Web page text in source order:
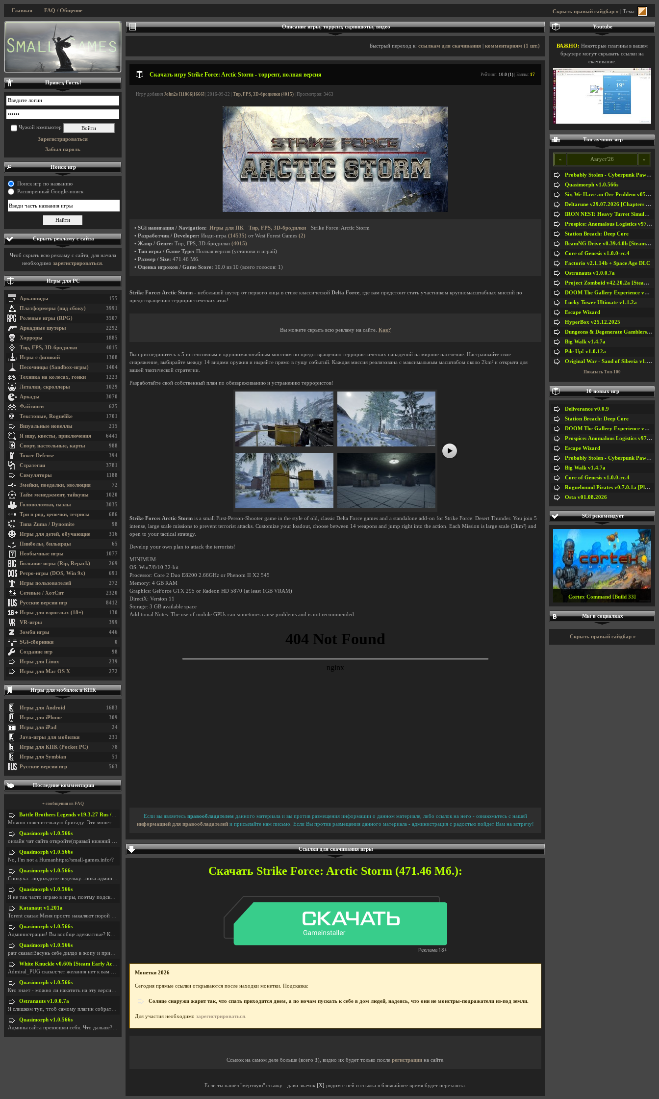
Скрыть правый сайдбар » | Тема:
Главная FAQ / Общение
Описание игры, торрент, скриншоты, видео
Быстрый переход к: ссылкам для скачивания комментариям (1 шт.)
Скачать игру Strike Force: Arctic Storm - торрент, полная версия Рейтинг: 10.0 (1) | Баллы: 17
Игру добавил John2s [11866|1666] | 2016-09-22 | Тир, FPS, 3D-бродилки (4015) | Просмотров: 3463
• SGi навигация / Navigation: Игры для ПК Тир, FPS, 3D-бродилки
Strike Force: Arctic Storm
• Разработчик / Developer: Инди-игра (14535) от West Forest Games (2)
• Жанр / Genre: Тир, FPS, 3D-бродилки (4015)
• Тип игры / Game Type: Полная версия (установи и играй)
• Размер / Size: 471.46 Мб.
• Оценка игроков / Game Score: 10.0 из 10 (всего голосов: 1 )
Strike Force: Arctic Storm - небольшой шутер от первого лица в стиле классической Delta Force , где вам предстоит стать участником крупномасштабных миссий по
предотвращению террористических атак!
Вы можете скрыть всю рекламу на сайте. Как?
Вы присоединитесь к 5 интенсивным и крупномасштабным миссиям по предотвращению террористических нападений на мирное население. Настраивайте свое
снаряжение, выбирайте между 14 видами оружия и ныряйте прямо в гущу событий. Каждая миссия реализована с максимальным масштабом около 2km² и открыта для
вашей тактической стратегии.
Разработайте свой собственный план по обезвреживанию и устранению террористов!
Strike Force: Arctic Storm is a small First-Person-Shooter game in the style of old, classic Delta Force games and a standalone add-on for Strike Force: Desert Thunder. You join 5
intense, large scale missions to prevent terrorist attacks. Customize your loadout, choose between 14 weapons and jump right into the action. Each Mission is large scale (2km²) and
open to your tactical strategy.
Develop your own plan to attack the terrorists!
MINIMUM:
OS: Win7/8/10 32-bit
Processor: Core 2 Duo E8200 2.66GHz or Phenom II X2 545
Memory: 4 GB RAM
Graphics: GeForce GTX 295 or Radeon HD 5870 (at least 1GB VRAM)
DirectX: Version 11
Storage: 3 GB available space
Additional Notes: The use of mobile GPUs can sometimes cause problems and is not recommended.
Если вы являетесь правообладателем данного материала и вы против размещения информации о данном материале, либо ссылок на него - ознакомьтесь с нашей
информацией для правообладателей и присылайте нам письмо. Если Вы против размещения данного материала - администрация с радостью пойдет Вам на встречу!
Ссылки для скачивания игры
Скачать Strike Force: Arctic Storm (471.46 Мб.):
Монетки 2026
Сегодня прямые ссылки открываются после находки монетки. Подсказка:
Солнце снаружи жарит так, что спать приходится днем, а по ночам пускать к себе в дом людей, надеясь, что они не монстры-подражатели из-под земли.
Для участия необходимо зарегистрироваться
Ссылок на самом деле больше (всего 3), видно их будет только после регистрациина сайте.
Если ты нашёл "мёртвую" ссылку - дави значок [X] рядом с ней и ссылка в ближайшее время будет перезалита.
Привет, Гость!
Чужой компьютер
Зарегистрироваться
Забыл пароль
Поиск игр
Поиск игр по названию
Расширенный Google-поиск
Скрыть рекламу с сайта
Чтоб скрыть всю рекламу с сайта, для начала
необходимо зарегистрироваться
Игры для PC
155
Арканоиды
3991
Платформеры (вид сбоку)
3507
Ролевые игры (RPG)
2292
Аркадные шутеры
1885
Хорроры
4015
Тир, FPS, 3D-бродилки
1308
Игры с физикой
1404
Песочницы (Sandbox-игры)
1223
Техника на колесах, гонки
1029
Леталки, скроллеры
3070
Аркады
625
Файтинги
1701
Текстовые, Roguelike
215
Визуальные новеллы
6441
Я ищу, квесты, приключения
988
Спорт, настольные, карты
394
Tower Defense
3781
Стратегии
1188
Симуляторы
72
Змейки, поедалки, эволюция
1020
Тайм менеджмент, тайкуны
3035
Головоломки, пазлы
686
Три в ряд, цепочки, тетрисы
98
Типа Zuma / Dynomite
316
Игры для детей, обучающие
65
Пинболы, бильярды
1077
Необычные игры
269
Большие игры (Rip, Repack)
691
Ретро-игры (DOS, Win 9x)
272
Игры пользователей
2320
Сетевые / ХотСит
8412
Русские версии игр
130
Игры для взрослых (18+)
399
VR-игры
446
Зомби игры
0
SGi-сборники
98
Создание игр
239
Игры для Linux
272
Игры для Mac OS X
Игры для мобилок и КПК
1683
Игры для Android
309
Игры для iPhone
24
Игры для iPad
231
Java-игры для мобилки
78
Игры для КПК (Pocket PC)
51
Игры для Symbian
563
Русские версии игр
Последние комментарии
+ сообщения из FAQ
Battle Brothers Legends v19.3.27 Rus / + Battle Brothers Legends v19.3.39 Eng
Можно пояснительную бригаду. Эти монетки, они в ка
Quasimorph v1.0.566s
онлайн чат сайта откройте(правый нижний угол экран
Quasimorph v1.0.566s
No, I'm not a Humanhttps://small-games.info/?
Quasimorph v1.0.566s
Спокуха...подождите недельку...пока админов отпуст
Quasimorph v1.0.566s
Я не так часто играю в игры, поэтму подсказка про
Katanaut v1.201a
Torent сказал:Меня просто накаляют порой речи о то
Quasimorph v1.0.566s
Администрация! Вы вообще адекватные? Какие монетки
Quasimorph v1.0.566s
patr сказал:Засунь себе дилдо в жопу и пришли фотк
White Knuckle v0.60h [Steam Early Access]
Admiral_PUG сказал:чет желания нет к вам сюда захо
Quasimorph v1.0.566s
Кто знает - можно ли накатить на эту версию моды?
Ostranauts v1.0.0.7a
Я слишком туп, чтоб самому плагин собрать. И что-т
Quasimorph v1.0.566s
Админы сайта превзошли себя. Что дальше? Засунь се
Youtube
ВАЖНО: Некоторые плагины в вашем
браузере могут скрывать ссылки на
скачивание.
Топ лучших игр
« Август'26 »
Probably Stolen - Cyberpunk Pawnshop Simulator v048c [Playtest]
Quasimorph v1.0.566s
Sir, We Have an Orc Problem v05.08.2026
Deltarune v29.07.2026 [Chapters 1-5] / + RUS [Chapters 1-5]
IRON NEST: Heavy Turret Simulator v1.0a
Prospice: Anomalous Logistics v97 [Playtest]
Station Breach: Deep Core
BeamNG Drive v0.39.4.0b [Steam Early Access]
Core of Genesis v1.0.0-rc.4
Factorio v2.1.14b + Space Age DLC
Ostranauts v1.0.0.7a
Project Zomboid v42.20.2a [Steam Early Access]
DOOM The Gallery Experience v1.4.2
Lucky Tower Ultimate v1.1.2a
Escape Wizard
HyperBox v25.12.2025
Dungeons & Degenerate Gamblers v2.0.2a
Big Walk v1.4.7a
Pile Up! v1.0.12a
Original War - Sand of Siberia v1.6.30
Показать Топ-100
10 новых игр
Deliverance v0.0.9
Station Breach: Deep Core
DOOM The Gallery Experience v1.4.2
Prospice: Anomalous Logistics v97 [Playtest]
Escape Wizard
Probably Stolen - Cyberpunk Pawnshop Simulator v048c [Playtest]
Big Walk v1.4.7a
Core of Genesis v1.0.0-rc.4
Roguebound Pirates v0.7.0.1a [Playtest]
Osta v01.08.2026
SGi рекомендует
Cortex Command [Build 33]
Мы в социалках
Скрыть правый сайдбар »